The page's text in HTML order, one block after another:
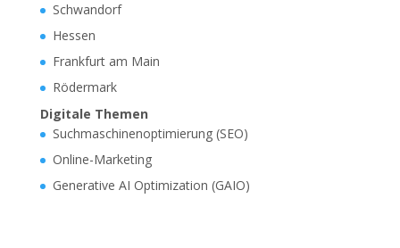
Schwandorf
Hessen
Frankfurt am Main
Rödermark
Digitale Themen
Suchmaschinenoptimierung (SEO)
Online-Marketing
Generative AI Optimization (GAIO)